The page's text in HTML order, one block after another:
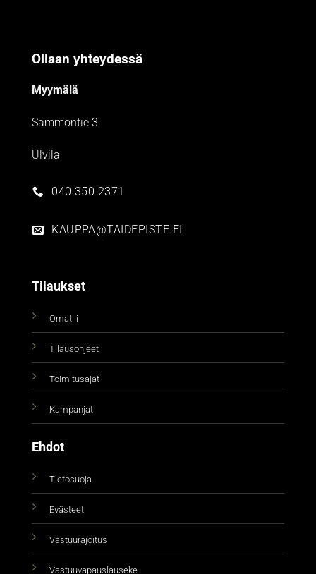
Ollaan yhteydessä
Myymälä
Sammontie 3
Ulvila
040 350 2371
KAUPPA@TAIDEPISTE.FI
Tilaukset
Omatili
Tilausohjeet
Toimitusajat
Kampanjat
Ehdot
Tietosuoja
Evästeet
Vastuurajoitus
Vastuuvapauslauseke